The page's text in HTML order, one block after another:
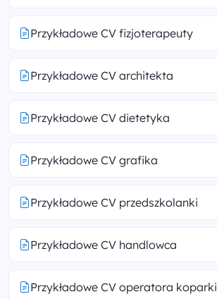
Przykładowe CV fizjoterapeuty
Przykładowe CV architekta
Przykładowe CV dietetyka
Przykładowe CV grafika
Przykładowe CV przedszkolanki
Przykładowe CV handlowca
Przykładowe CV operatora koparki